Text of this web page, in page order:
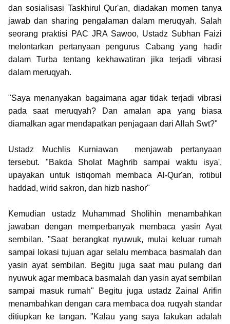
dan sosialisasi Taskhirul Qur'an, diadakan momen tanya
jawab dan sharing pengalaman dalam meruqyah. Salah
seorang praktisi PAC JRA Sawoo, Ustadz Subhan Faizi
melontarkan pertanyaan pengurus Cabang yang hadir
dalam Turba tentang kekhawatiran jika terjadi vibrasi
dalam meruqyah.
"Saya menanyakan bagaimana agar tidak terjadi vibrasi
pada saat meruqyah? Dan amalan apa yang biasa
diamalkan agar mendapatkan penjagaan dari Allah Swt?"
Ustadz Muchlis Kurniawan menjawab pertanyaan
tersebut. "Bakda Sholat Maghrib sampai waktu isya',
upayakan untuk istiqomah membaca Al-Qur'an, rotibul
haddad, wirid sakron, dan hizb nashor"
Kemudian ustadz Muhammad Sholihin menambahkan
jawaban dengan memperbanyak membaca yasin Ayat
sembilan. "Saat berangkat nyuwuk, mulai keluar rumah
sampai lokasi tujuan agar selalu membaca basmalah dan
yasin ayat sembilan. Begitu juga saat mau pulang dari
nyuwuk agar membaca basmalah dan yasin ayat sembilan
sampai masuk rumah" Begitu juga ustadz Zainal Arifin
menambahkan dengan cara membaca doa ruqyah standar
ditiupkan ke tangan. "Kalau yang saya lakukan adalah